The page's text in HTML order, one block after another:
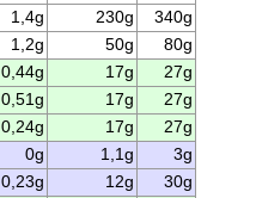
1,4g 230g
340g
1,2g 50g
80g
0,44g 17g
27g
0,51g 17g
27g
0,24g 17g
27g
0g 1,1g
3g
0,23g 12g
30g